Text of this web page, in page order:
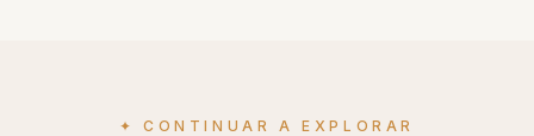
✦ CONTINUAR A EXPLORAR